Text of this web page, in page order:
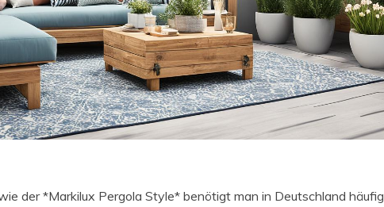
der *Markilux Pergola Style* benötigt man in Deutschland häufig